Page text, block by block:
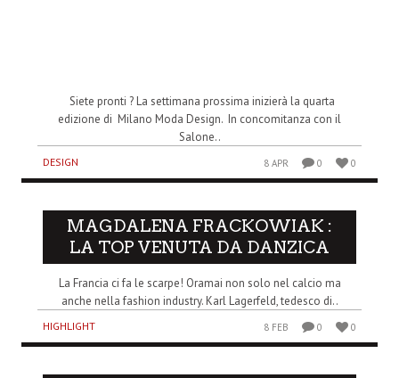
Siete pronti ? La settimana prossima inizierà la quarta
edizione di Milano Moda Design. In concomitanza con il
Salone..
DESIGN 8 APR 0 0
MAGDALENA FRACKOWIAK :
LA TOP VENUTA DA DANZICA
La Francia ci fa le scarpe! Oramai non solo nel calcio ma
anche nella fashion industry. Karl Lagerfeld, tedesco di..
HIGHLIGHT 8 FEB 0 0